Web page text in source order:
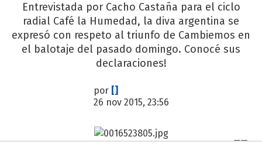
Entrevistada por Cacho Castaña para el ciclo
radial Café la Humedad, la diva argentina se
expresó con respeto al triunfo de Cambiemos en
el balotaje del pasado domingo. Conocé sus
declaraciones!
por []
26 nov 2015, 23:56